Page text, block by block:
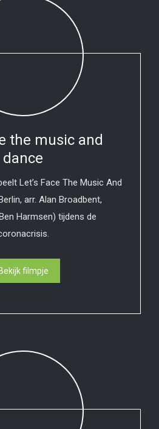
the music and
dance
Let’s Face The Music And
arr. Alan Broadbent,
Harmsen) tijdens de
filmpje